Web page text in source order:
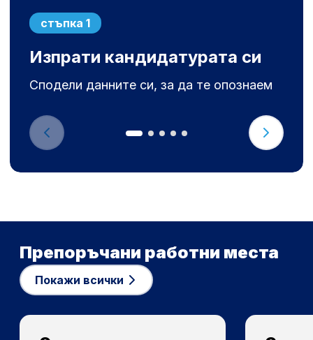
стъпка 1
Изпрати кандидатурата си
Сподели данните си, за да те опознаем
Препоръчани работни места
Покажи всички